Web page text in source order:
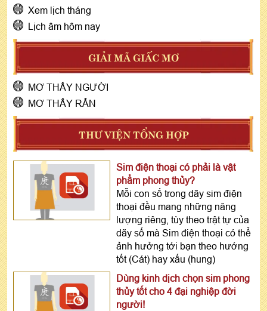
Xem lịch tháng
Lịch âm hôm nay
GIẢI MÃ GIẤC MƠ
MƠ THẤY NGƯỜI
MƠ THẤY RẮN
THƯ VIỆN TỔNG HỢP
Sim điện thoại có phải là vật
phẩm phong thủy?
Mỗi con số trong dãy sim điện
thoại đều mang những năng
lượng riêng, tùy theo trật tự của
dãy số mà Sim điện thoại có thể
ảnh hưởng tới bạn theo hướng
tốt (Cát) hay xấu (hung)
Dùng kinh dịch chọn sim phong
thủy tốt cho 4 đại nghiệp đời
người!